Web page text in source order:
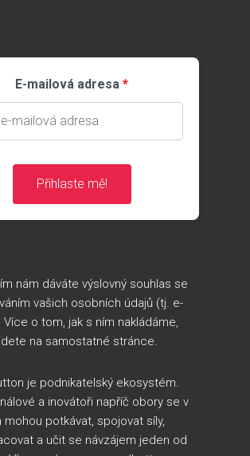
E-mailová adresa
Přihlaste mě!
nám dáváte výslovný souhlas se
vašich osobních údajů (tj. e-
Více o tom, jak s ním nakládáme,
na samostatné stránce.
je podnikatelský ekosystém.
a inovátoři napříč obory se v
mohou potkávat, spojovat síly,
a učit se návzájem jeden od